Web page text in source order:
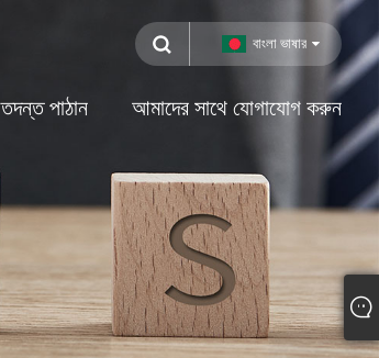
বাংলা ভাষার
তদন্ত পাঠান আমাদের সাথে যোগাযোগ করুন